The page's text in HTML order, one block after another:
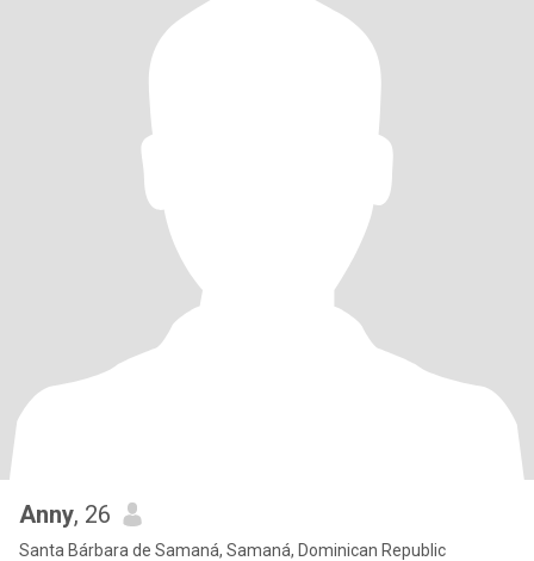
Anny, 26
Santa Bárbara de Samaná, Samaná, Dominican Republic